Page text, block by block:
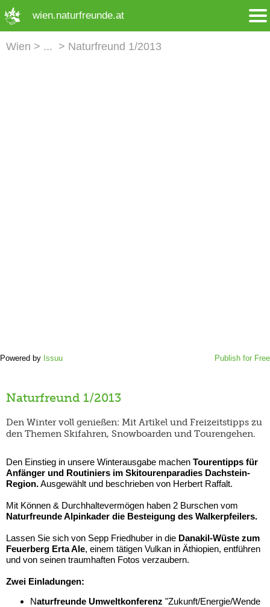
wien.naturfreunde.at
Wien Naturfreund 1/2013
Powered by Issuu Publish for Free
Naturfreund 1/2013
Den Winter voll genießen: Mit Artikel und Freizeitstipps zu
den Themen Skifahren, Snowboarden und Tourengehen.
Den Einstieg in unsere Winterausgabe machen Tourentipps für
Anfänger und Routiniers im Skitourenparadies Dachstein-
Region.Ausgewählt und beschrieben von Herbert Raffalt.
Mit Können & Durchhaltevermögen haben 2 Burschen vom
Naturfreunde Alpinkader die Besteigung des Walkerpfeilers.
Lassen Sie sich von Sepp Friedhuber in die Danakil-Wüste zum
Feuerberg Erta Ale, einem tätigen Vulkan in Äthiopien, entführen
und von seinen traumhaften Fotos verzaubern.
Zwei Einladungen:
Naturfreunde Umweltkonferenz "Zukunft/Energie/Wende